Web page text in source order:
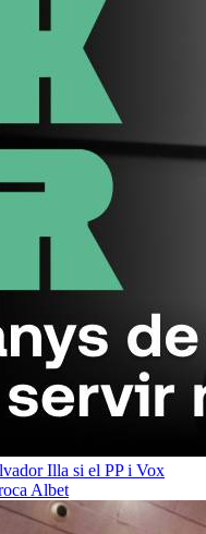
Illa si el PP i Vox
Albet